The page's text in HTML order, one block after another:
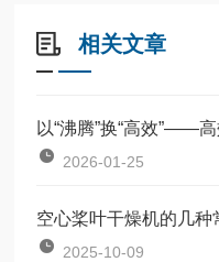
相关文章
2026-01-25
空心桨叶干燥机的几
2025-10-09